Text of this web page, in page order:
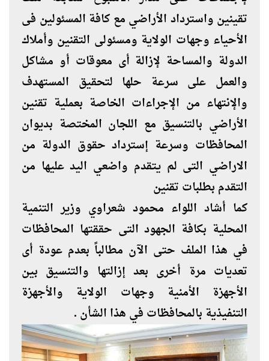
تقينين واسترداد الأراضي مع كافة المسئولين فى
الأحياء وجهات الولاية ومسئولى التقنين وأملاك
الدولة والمساحة لإزالة أى معوقات أو مشاكل
والعمل على سرعة حلها لتحقيق المستهدف
والإنتهاء من الإجراءات الخاصة بعملية تقنين
الأراضي بالتنسيق مع اللجان المختصة بديوان
المحافظات وسرعة إسترداد حقوق الدولة من
الاراضي التى لم يتقدم واضعي اليد عليها من
التقدم بطلبات تقنين
كما أشاد اللواء محمود شعراوي وزير التنمية
المحلية بكافة الجهود التى حققتها المحافظات
في هذا الملف حتى الآن مطالباً بعدم عودة أى
تعديات مرة أخرى بعد إزالتها والتنسيق بين
الأجهزة الأمنية وجهات الولاية والأجهزة
التنفيذية بالمحافظات في هذا الشأن .